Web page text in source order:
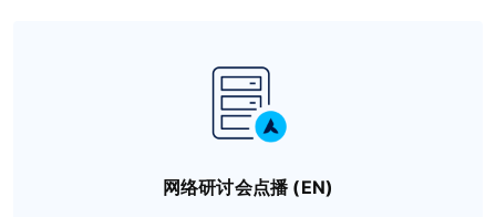
网络研讨会点播 (EN)